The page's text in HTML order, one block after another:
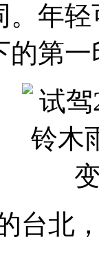
。年
的第一
台北